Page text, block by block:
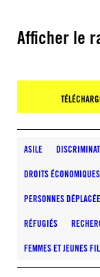
Afficher le
ASILE
DROITS
PERSONNES
RÉFUGIÉS
FEMMES ET JEUNES